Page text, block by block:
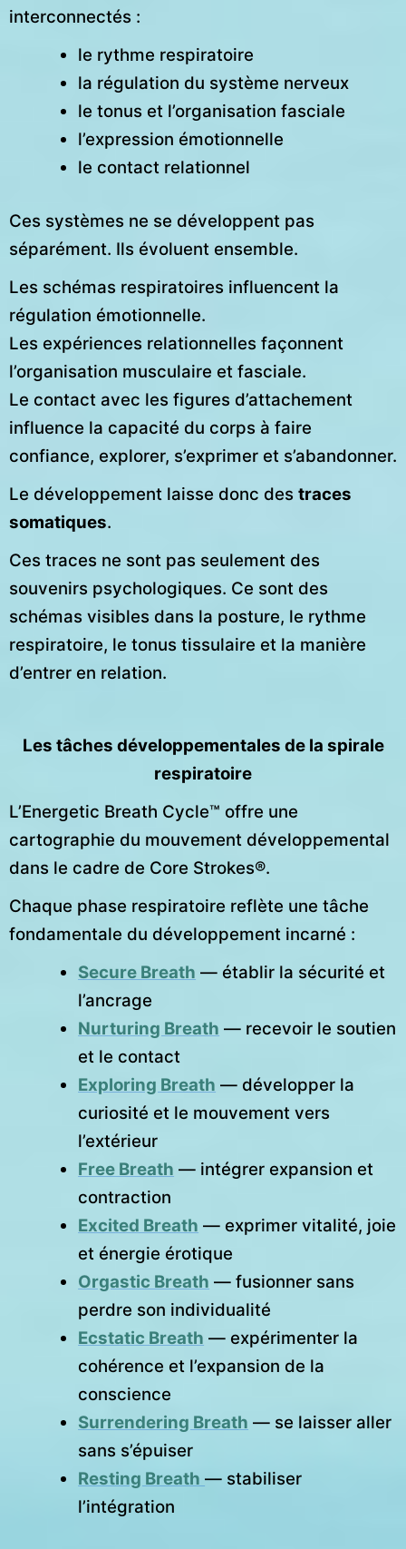
interconnectés :
le rythme respiratoire
la régulation du système nerveux
le tonus et l’organisation fasciale
l’expression émotionnelle
le contact relationnel
Ces systèmes ne se développent pas
séparément. Ils évoluent ensemble.
Les schémas respiratoires influencent la
régulation émotionnelle.
Les expériences relationnelles façonnent
l’organisation musculaire et fasciale.
Le contact avec les figures d’attachement
influence la capacité du corps à faire
confiance, explorer, s’exprimer et s’abandonner.
Le développement laisse donc des traces
somatiques.
Ces traces ne sont pas seulement des
souvenirs psychologiques. Ce sont des
schémas visibles dans la posture, le rythme
respiratoire, le tonus tissulaire et la manière
d’entrer en relation.
Les tâches développementales de la spirale
respiratoire
L’Energetic Breath Cycle™ offre une
cartographie du mouvement développemental
dans le cadre de Core Strokes®.
Chaque phase respiratoire reflète une tâche
fondamentale du développement incarné :
Secure Breath — établir la sécurité et
l’ancrage
Nurturing Breath — recevoir le soutien
et le contact
Exploring Breath — développer la
curiosité et le mouvement vers
l’extérieur
Free Breath — intégrer expansion et
contraction
Excited Breath — exprimer vitalité, joie
et énergie érotique
Orgastic Breath — fusionner sans
perdre son individualité
Ecstatic Breath — expérimenter la
cohérence et l’expansion de la
conscience
Surrendering Breath — se laisser aller
sans s’épuiser
Resting Breath — stabiliser
l’intégration